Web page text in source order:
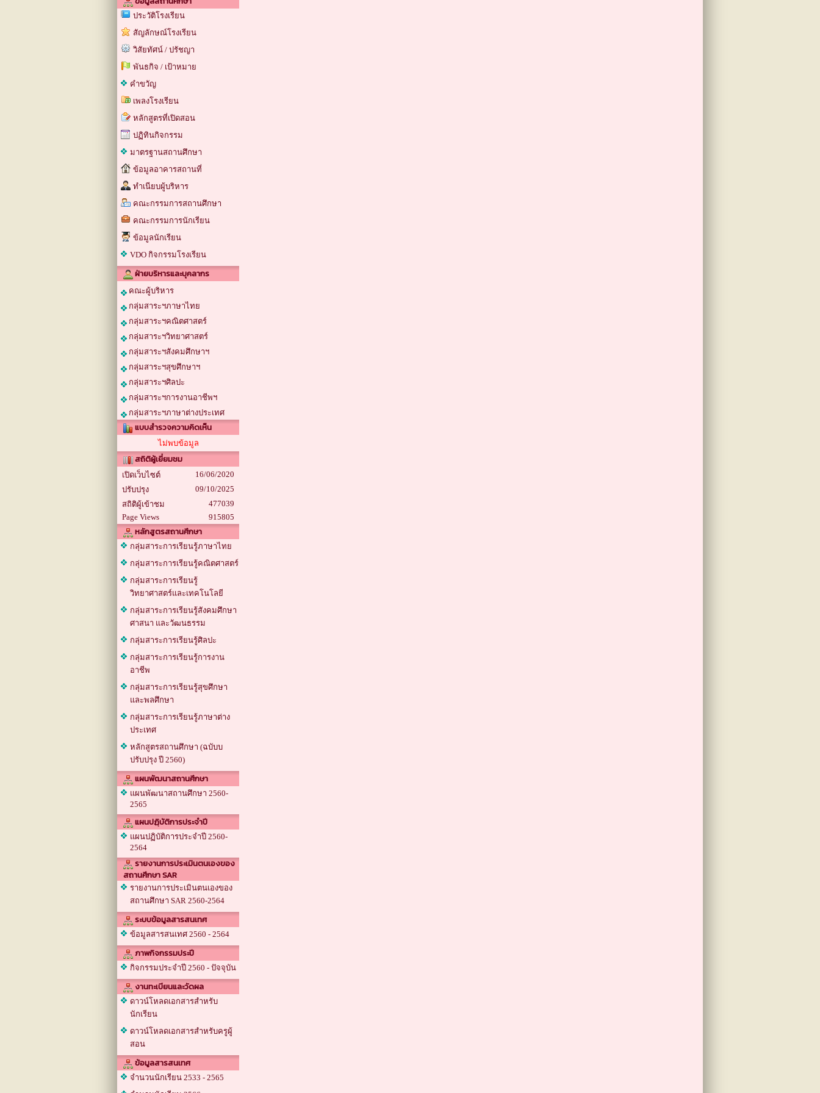
ประวัติโรงเรียน
สัญลักษณ์โรงเรียน
วิสัยทัศน์ / ปรัชญา
พันธกิจ / เป้าหมาย
คำขวัญ
เพลงโรงเรียน
หลักสูตรที่เปิดสอน
ปฏิทินกิจกรรม
มาตรฐานสถานศึกษา
ข้อมูลอาคารสถานที่
ทำเนียบผู้บริหาร
คณะกรรมการสถานศึกษา
คณะกรรมการนักเรียน
ข้อมูลนักเรียน
VDO กิจกรรมโรงเรียน
ฝ่ายบริหารและบุคลากร
คณะผู้บริหาร
กลุ่มสาระฯภาษาไทย
กลุ่มสาระฯคณิตศาสตร์
กลุ่มสาระฯวิทยาศาสตร์
กลุ่มสาระฯสังคมศึกษาฯ
กลุ่มสาระฯสุขศึกษาฯ
กลุ่มสาระฯศิลปะ
กลุ่มสาระฯการงานอาชีพฯ
กลุ่มสาระฯภาษาต่างประเทศ
แบบสำรวจความคิดเห็น
ไม่พบข้อมูล
สถิติผู้เยี่ยมชม
เปิดเว็บไซต์
16/06/2020
ปรับปรุง
09/10/2025
สถิติผู้เข้าชม
477039
Page Views
915805
หลักสูตรสถานศึกษา
กลุ่มสาระการเรียนรู้ภาษาไทย
กลุ่มสาระการเรียนรู้คณิตศาสตร์
กลุ่มสาระการเรียนรู้
วิทยาศาสตร์และเทคโนโลยี
กลุ่มสาระการเรียนรู้สังคมศึกษา
ศาสนา และวัฒนธรรม
กลุ่มสาระการเรียนรู้ศิลปะ
กลุ่มสาระการเรียนรู้การงาน
อาชีพ
กลุ่มสาระการเรียนรู้สุขศึกษา
และพลศึกษา
กลุ่มสาระการเรียนรู้ภาษาต่าง
ประเทศ
หลักสูตรสถานศึกษา (ฉบับบ
ปรับปรุง ปี 2560)
แผนพัฒนาสถานศึกษา
แผนพัฒนาสถานศึกษา 2560-
2565
แผนปฏฺิบัติการประจำปี
แผนปฏิบัติการประจำปี 2560-
2564
รายงานการประเมินตนเองของ
สถานศึกษา SAR
รายงานการประเมินตนเองของ
สถานศึกษา SAR 2560-2564
ระบบข้อมูลสารสนเทศ
ข้อมูลสารสนเทศ 2560 - 2564
ภาพกิจกรรมประปี
กิจกรรมประจำปี 2560 - ปัจจุบัน
งานทะเบียนและวัดผล
ดาวน์โหลดเอกสารสำหรับ
นักเรียน
ดาวน์โหลดเอกสารสำหรับครูผู้
สอน
ข้อมูลสารสนเทศ
จำนวนนักเรียน 2533 - 2565